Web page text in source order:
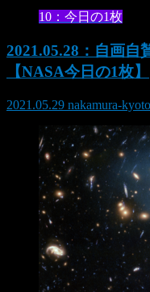
10：今日の1枚
2021.05.28：自画自
【NASA今日の1枚】
2021.05.29 nakamura-kyoto